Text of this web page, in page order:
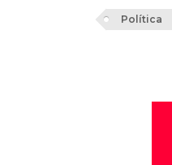
Política